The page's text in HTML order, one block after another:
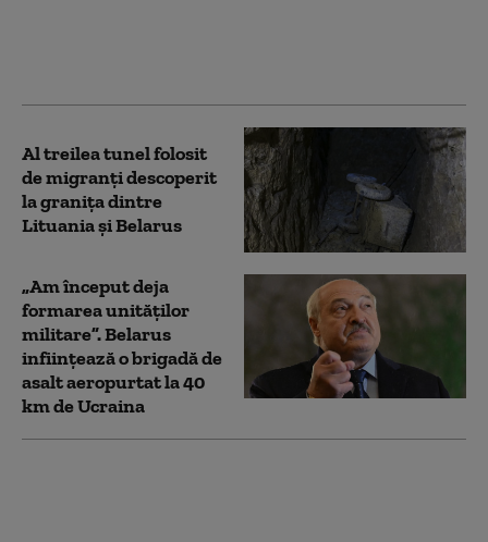
Al treilea tunel folosit
de migranți descoperit
la granița dintre
Lituania și Belarus
„Am început deja
formarea unităților
militare”. Belarus
inființează o brigadă de
asalt aeropurtat la 40
km de Ucraina